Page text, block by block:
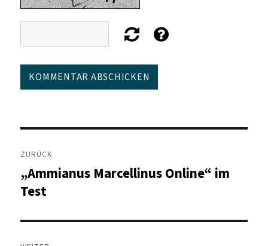
Beitragsnavigation
ZURÜCK
Vorheriger
Beitrag:
„Ammianus Marcellinus Online“ im
Test